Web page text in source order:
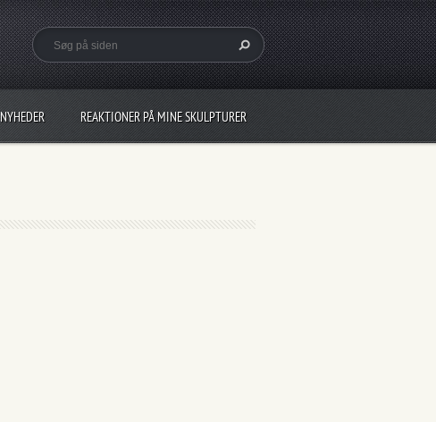
NYHEDER REAKTIONER PÅ MINE SKULPTURER